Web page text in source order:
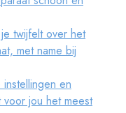
twijfelt over het
met name bij
en
jou het meest